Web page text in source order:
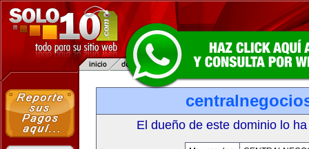
El dueño de este dominio lo